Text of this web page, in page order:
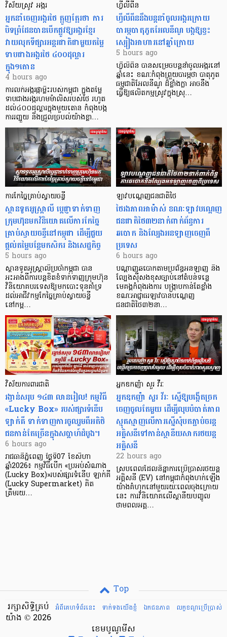
វិស័យស្រូវ អង្ករ
អ្នកនាំចេញអង្ករថៃ ត្អូញត្អែរថា ការ
បិទព្រំដែនបានបើកផ្លូវឱ្យអង្ករខ្មែរ
វាយលុកទីផ្សារអន្តរជាតិជាមួយតម្លៃ
ទាបជាងអង្ករថៃ ៤០០ដុល្លារ
ក្នុង១តោន
4 hours ago
ការលក់អង្ករផ្កាម្លិះរបស់កម្ពុជា ក្នុងតម្លៃ
ទាបជាងអង្ករហមម៉ាលិសរបស់ថៃ រហូត
ដល់៤០០ដុល្លារក្នុងមួយតោន កំពុងបង្ក
ការរញ្ជួយ និងជ្រួលច្របល់យ៉ាងខ្លា…
ហ្វីលីពីន
ហ្វីលីពីននឹងបន្តនាំចូលអង្ករក្រោយ
បារម្ភបាតុភូតអែលនីណូ បង្កឱ្យខ្វះ
ស្បៀងអាហារនៅឆ្នាំក្រោយ
5 hours ago
ហ្វីលីពីន បាន​សម្រេចបន្តនាំចូលអង្ករនៅ
ឆ្នាំនេះ ខណៈកំពុងព្រួយបារម្ភថា បាតុភូត
ធម្មជាតិអែលនីណូ ដ៏ខ្លាំងក្លា​ អាចនឹង
ធ្វើឱ្យផលិតកម្មស្រូវក្នុងស្រុ…
ការកែច្នៃគ្រាប់ស្វាយចន្ទី
ស្ថានទូតអូស្ត្រាលី ប្តេជ្ញាទាក់ទាញ
ក្រុមហ៊ុនមក​វិនិយោគលើការកែច្នៃ
គ្រាប់ស្វាយចន្ទីនៅកម្ពុជា ដើម្បីជួយ
ផ្តល់តម្លៃបន្ថែមកសិករ និងសេដ្ឋកិច្ច
5 hours ago
ស្ថានទូតអូស្ត្រាលីប្រចាំកម្ពុជា បាន
អះអាងពីការបន្តខិតខំទាក់ទាញក្រុមហ៊ុន
វិនិយោគបរទេសឱ្យមកបោះទុនគាំទ្រ
ដល់អាជីវកម្មកែច្នៃគ្រាប់ស្វាយចន្ទី
នៅកម្ព…
ឡាវបណ្តេញជនជាតិថៃ
ថៃរងភាពអាម៉ាស់ ខណៈឡាវបណ្តេញ
ជនជាតិថៃ៣២នាក់ពាក់ព័ន្ធការ
ឆបោក និងល្បែងអនឡាញចេញពី
ប្រទេស
6 hours ago
បណ្តាញឆបោកតាមប្រព័ន្ធអនឡាញ និង
ល្បែងស៊ីសងខុសច្បាប់នៅតំបន់ទន្លេ
មេគង្គកំពុងរងការ បង្ក្រាប​កាន់តែខ្លាំង
ខណៈអាជ្ញាធរឡាវបានបណ្តេញ
ជនជាតិថៃ៣២នា…
វិស័យការពារជាតិ
រង្វាន់សរុប ១៤៣ លានរៀល! កម្មវិធី
«Lucky Box» របស់ផ្សារទំនើប
ឡាក់គី ទាក់ទាញការចូលរួមពីអតិថិ
ជនកាន់តែច្រើនក្នុងសប្តាហ៍ដំបូង។
6 hours ago
រាជធានីភ្នំពេញ ថ្ងៃទី07 ខែសីហា
ឆ្នាំ2026៖ កម្មវិធីបើក «ប្រអប់សំណាង
(Lucky Box)»របស់ផ្សារទំនើប ឡាក់គី
(Lucky Supermarket) គិត
ត្រឹមរយ…
អ្នកឧកញ៉ា សួរ វីរៈ
អ្នកឧកញ៉ា សួរ វីរៈ ស្នើឱ្យបង្កើតច្រក
ចេញចូលតែមួយ ដើម្បីលុបបំបាត់ភាព
ស្មុគស្មាញលើការស្នើសុំបតភ្ជាប់ចរន្ត
អគ្គិសនីទៅកាន់ស្ថានីយសាករថយន្ត
អគ្គិសនី
22 hours ago
ស្របពេលដែលនិន្នាការប្រើប្រាស់រថយន្ត
អគ្គិសនី (EV) នៅកម្ពុជាកំពុងហក់ឡើង
យ៉ាងគំហុកនៅមួយរយៈពេលចុងក្រោយ
នេះ ការវិនិយោគលើស្ថានីយបញ្ចូល
ថាមពលអគ្គ…
Top
អំពីគេហទំព័រនេះ
ទាក់ទងយើងខ្ញំ ឯកជនភាព លក្ខខណ្ឌ​ប្រើ​ប្រាស់
រក្សាសិទ្ធិគ្រប់
យ៉ាង © 2026
ខេមបូណូមីស